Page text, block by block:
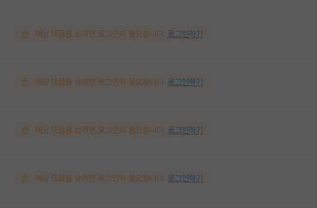
해당 댓글을 보려면 로그인이 필요합니다. 로그인하기
해당 댓글을 보려면 로그인이 필요합니다. 로그인하기
해당 댓글을 보려면 로그인이 필요합니다. 로그인하기
해당 댓글을 보려면 로그인이 필요합니다. 로그인하기